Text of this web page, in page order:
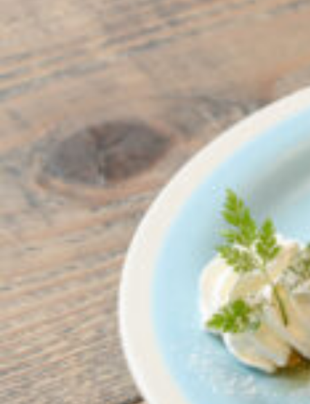
チケットプレゼント応募
MAIN MENU
SERIES
カレーが好き
京都おやつクラブ
私と店のはなし
今月の京みやげ